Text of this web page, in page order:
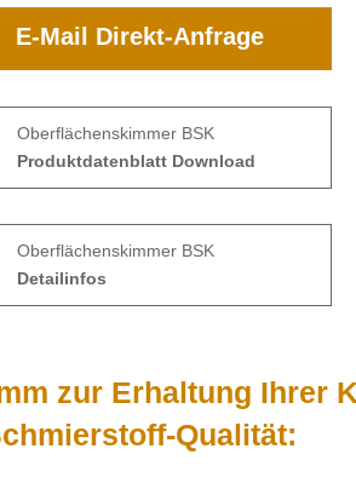
E-Mail Direkt-Anfrage
Oberflächenskimmer BSK
Produktdatenblatt Download
Oberflächenskimmer BSK
Detailinfos
zur Erhaltung Ihrer
Qualität: